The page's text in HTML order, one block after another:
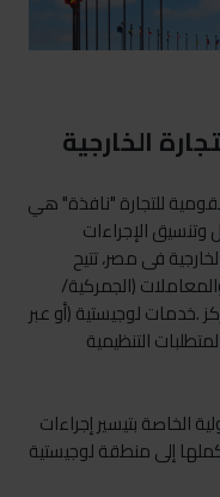
الخارجية
للتجارة "نافذة" هي
الإجراءات
فى مصر، تتيح
(الجمركية/
.خدمات لوجيستية (أو عبر
التنظيمية
الخاصة بتيسير إجراءات
إلى منطقة لوجيستية